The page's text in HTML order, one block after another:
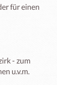
für einen
- zum
u.v.m.